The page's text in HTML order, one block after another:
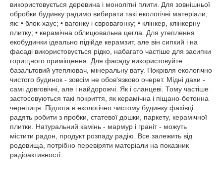
використовується деревина і монолітні плити. Для зовнішньої
обробки будинку радимо вибирати такі екологічні матеріали,
як: • блок-хаус; • вагонку і євровагонку; • клінкер, клінкерну
плитку; • керамічна облицювальна цегла. Для утеплення
екобудинки ідеально підійде керамзит, але він сипкий і на
фасаді використовується рідко, набагато частіше для засипки
горищного приміщення. Для фасаду використовуйте
базальтовий утеплювач, мінеральну вату. Покрівля екологічно
чистого будинок - зовсім не обов'язково очерет. Мідні дахи -
самі довговічні, але і найдорожчі. Як і сланцеві. Тому частіше
застосовуються такі покриття, як керамічна і піщано-бетонна
черепиця. Підлога в екологічно чистому будинку фахівці
радять робити з пробки, статевої дошки, паркету, керамічної
плитки. Натуральний камінь - мармур і граніт - можуть
містити радон, продукт розпаду радію. Все залежить від
родовища, потрібно перевіряти матеріали на показник
радіоактивності.